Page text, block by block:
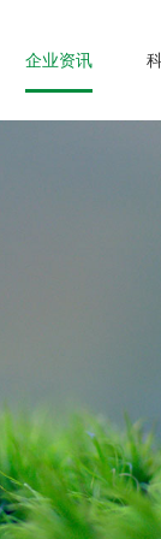
企业资讯